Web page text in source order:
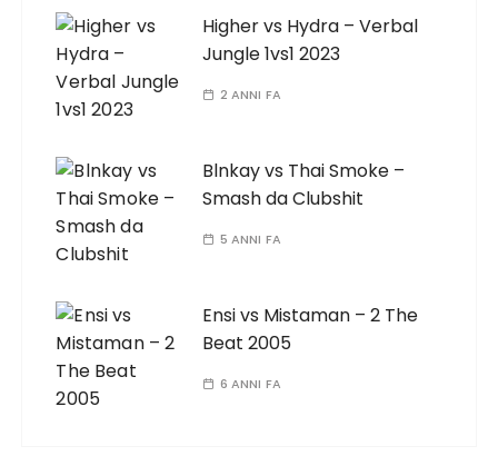
Higher vs Hydra – Verbal
Jungle 1vs1 2023
2 ANNI FA
Blnkay vs Thai Smoke –
Smash da Clubshit
5 ANNI FA
Ensi vs Mistaman – 2 The
Beat 2005
6 ANNI FA